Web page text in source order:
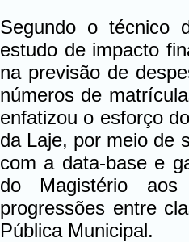
Segundo o técnico
estudo de impacto
na previsão de
números de
enfatizou o esforço
da Laje, por meio de
com a data-base e
do Magistério
progressões entre
Pública Municipal.